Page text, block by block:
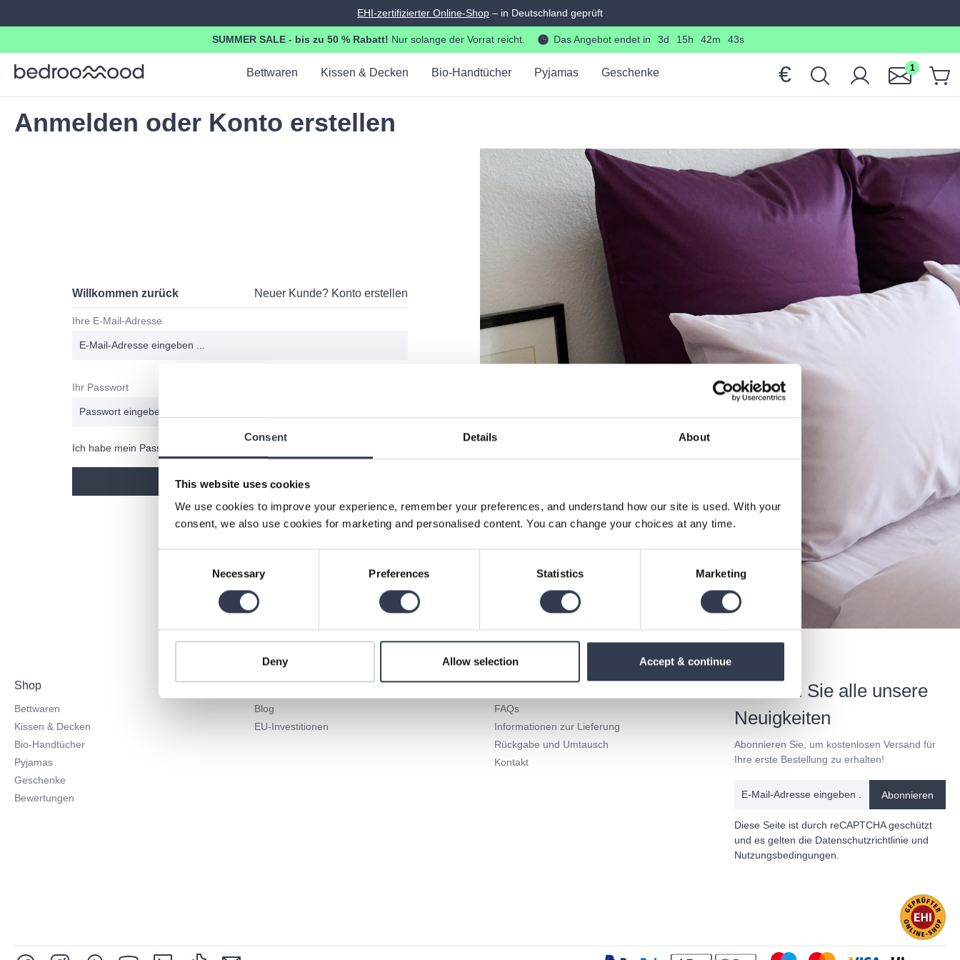
Consent Details About
This website uses cookies
We use cookies to improve your experience, remember your preferences, and understand how our site is used. With your
consent, we also use cookies for marketing and personalised content. You can change your choices at any time.
Necessary Preferences Statistics Marketing
Deny Allow selection Accept & continue
Brauchen Sie Hilfe? ✉info@bedroommood.de
SUMMER SALE - bis zu 50 % Rabatt! Nur solange der Vorrat reicht. Das Angebot endet in 3d 15h 42m 42s
Bettwaren Kissen & Decken Bio-Handtücher Pyjamas Geschenke € 1
Anmelden oder Konto erstellen
Willkommen zurück Neuer Kunde? Konto erstellen
Ihre E-Mail-Adresse
Ihr Passwort
Ich habe mein Passwort vergessen.
Anmelden
Shop
Bettwaren
Kissen & Decken
Bio-Handtücher
Pyjamas
Geschenke
Bewertungen
Über uns
Blog
EU-Investitionen
Hilfe
FAQs
Informationen zur Lieferung
Rückgabe und Umtausch
Kontakt
Erhalten Sie alle unsere
Neuigkeiten
Abonnieren Sie, um kostenlosen Versand für
Ihre erste Bestellung zu erhalten!
Abonnieren
Diese Seite ist durch reCAPTCHA geschützt
und es gelten die Datenschutzrichtlinie und
Nutzungsbedingungen